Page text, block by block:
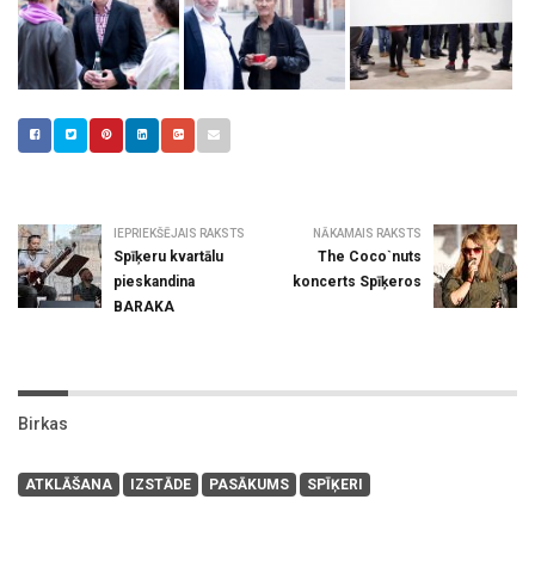
IEPRIEKŠĒJAIS RAKSTS
Spīķeru kvartālu
pieskandina
BARAKA
NĀKAMAIS RAKSTS
The Coco`nuts
koncerts Spīķeros
Birkas
ATKLĀŠANA IZSTĀDE PASĀKUMS SPĪĶERI